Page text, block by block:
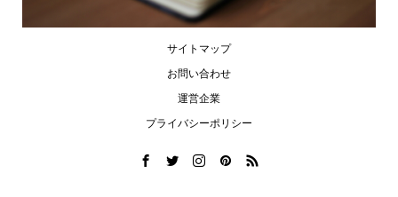
サイトマップ
お問い合わせ
運営企業
プライバシーポリシー